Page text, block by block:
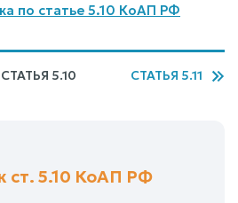
по статье 5.10 КоАП РФ
СТАТЬЯ 5.10 СТАТЬЯ 5.11
ст. 5.10 КоАП РФ